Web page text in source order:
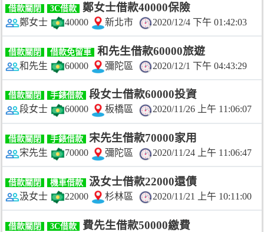
借款關閉 3C借款 鄭女士借款40000保險
鄭女士 40000 新北市 2020/12/4 下午 01:42:03
借款關閉 借款免留車 和先生借款60000旅遊
和先生 60000 彌陀區 2020/12/1 下午 04:43:29
借款關閉 手錶借款 段女士借款60000投資
段女士 60000 板橋區 2020/11/26 上午 11:06:07
借款關閉 手錶借款 宋先生借款70000家用
宋先生 70000 彌陀區 2020/11/24 上午 11:06:47
借款關閉 機車借款 汲女士借款22000還債
汲女士 22000 杉林區 2020/11/21 上午 10:11:00
借款關閉 3C借款 費先生借款50000繳費